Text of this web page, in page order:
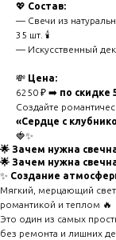
💖 Состав:
— Свечи из
35 шт. 🕯️
— Искусственный
💸 Цена:
6250 ₽ ➡️ по скидке
Создайте
«Сердце с
🍓✨
🌟 Зачем нужна
🌟 Зачем нужна
✨ Создание
Мягкий, мерцающий
романтикой и теплом 🔥
Это один из самых
без ремонта и лишних